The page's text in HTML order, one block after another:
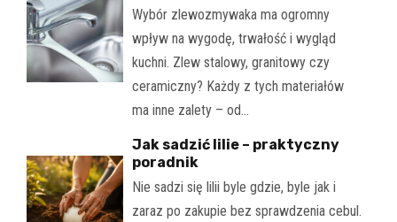
Wybór zlewozmywaka ma ogromny
wpływ na wygodę, trwałość i wygląd
kuchni. Zlew stalowy, granitowy czy
ceramiczny? Każdy z tych materiałów
ma inne zalety – od…
Jak sadzić lilie – praktyczny
poradnik
Nie sadzi się lilii byle gdzie, byle jak i
zaraz po zakupie bez sprawdzenia cebul.